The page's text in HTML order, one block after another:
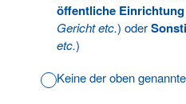
öffentliche Einrichtung
Gericht etc.) oder
etc.)
Keine der oben